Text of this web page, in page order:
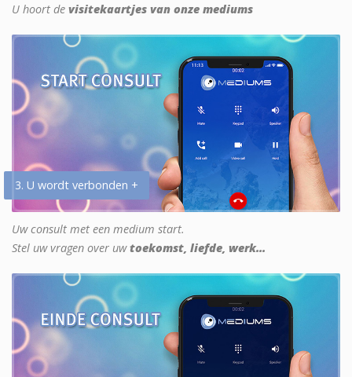
U hoort de visitekaartjes van onze mediums
3. U wordt verbonden +
Uw consult met een medium start.
Stel uw vragen over uwtoekomst, liefde, werk...